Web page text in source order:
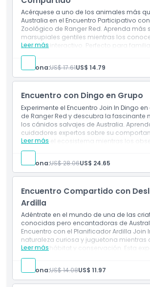
Acérquese a uno de los animales más
Australia en el Encuentro Participativo
Zoológico de Ranger Red. Aprenda más
marsupiales gentiles mientras los
seguro e interactivo. Perfecto para
experiencia inolvidable ofrece tanto
Leer más
Persona:US$ 17.61US$ 14.79
Encuentro con Dingo en Grupo
Experimente el Encuentro Join In Dingo
de Ranger Red y descubra la fascinante
los cánidos salvajes de Australia.
cuidadores expertos sobre su
papel en el ecosistema mientras los
entorno seguro. Un encuentro único que
Leer más
Persona:US$ 28.06US$ 24.65
Encuentro Compartido con
Ardilla
Adéntrate en el mundo de una de las
conocidas pero encantadoras de
Encuentro con el Planificador Ardilla Join
naturaleza curiosa y juguetona mientras
sobre su hábitat y conservación. Esta
forma maravillosa de apreciar la
Leer más
Persona:US$ 14.08US$ 11.97